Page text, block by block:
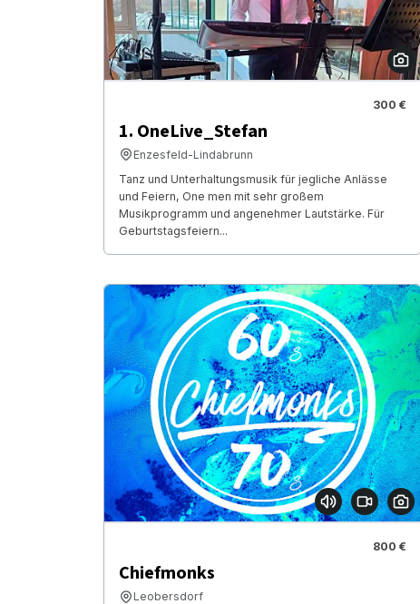
300 €
1. OneLive_Stefan
Enzesfeld-Lindabrunn
Tanz und Unterhaltungsmusik für jegliche Anlässe
und Feiern, One men mit sehr großem
Musikprogramm und angenehmer Lautstärke. Für
Geburtstagsfeiern...
800 €
Chiefmonks
Leobersdorf